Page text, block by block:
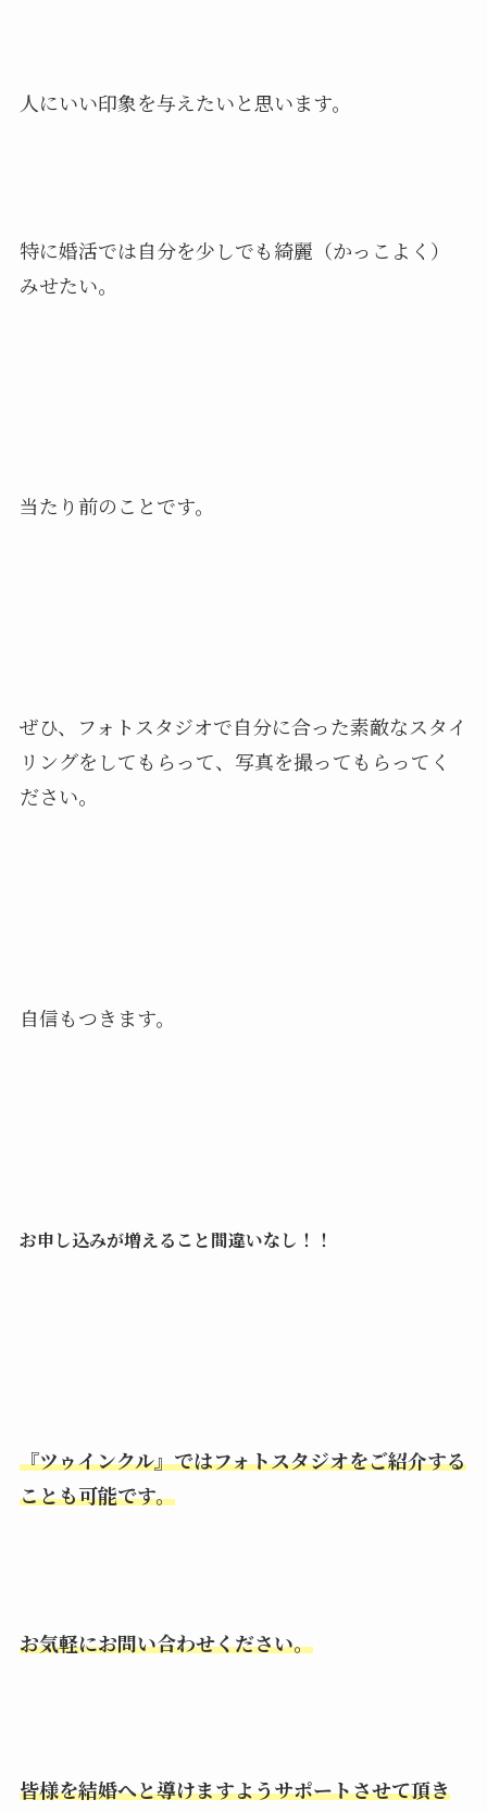
人にいい印象を与えたいと思います。
特に婚活では自分を少しでも綺麗（かっこよく）
みせたい。
当たり前のことです。
ぜひ、フォトスタジオで自分に合った素敵なスタイ
リングをしてもらって、写真を撮ってもらってく
ださい。
自信もつきます。
お申し込みが増えること間違いなし！！
『ツゥインクル』ではフォトスタジオをご紹介する
ことも可能です。
お気軽にお問い合わせください。
皆様を結婚へと導けますようサポートさせて頂き